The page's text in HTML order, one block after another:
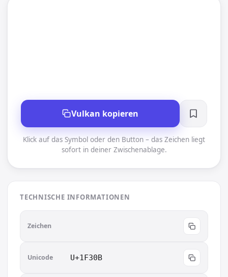
Vulkan kopieren
Klick auf das Symbol oder den Button – das Zeichen liegt
sofort in deiner Zwischenablage.
TECHNISCHE INFORMATIONEN
Zeichen
Unicode U+1F30B